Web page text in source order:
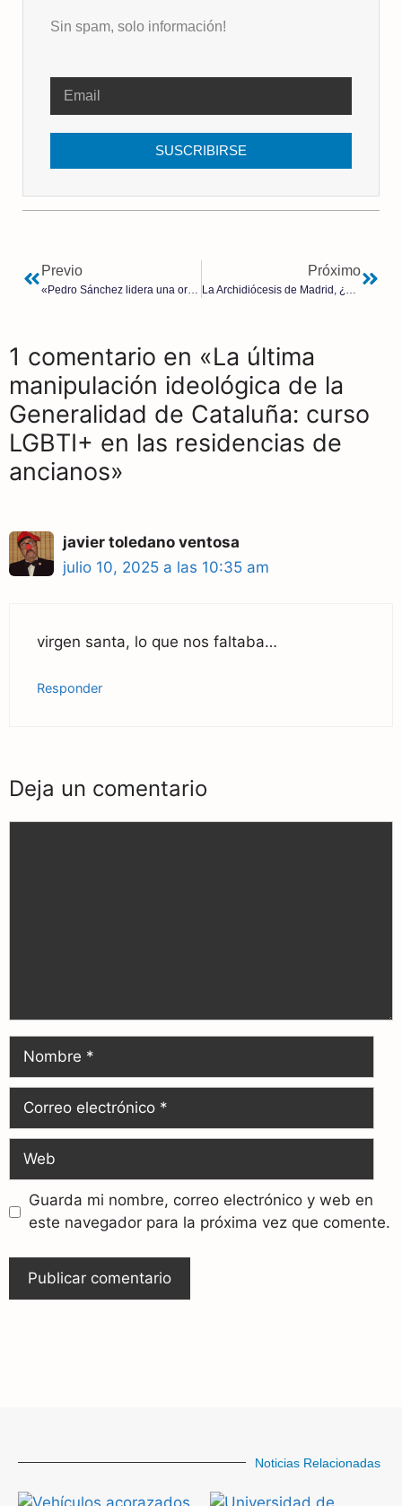
Sin spam, solo información!
SUSCRIBIRSE
Previo Próximo
1 comentario en «La última
manipulación ideológica de la
Generalidad de Cataluña: curso
LGBTI+ en las residencias de
ancianos»
javier toledano ventosa
julio 10, 2025 a las 10:35 am
virgen santa, lo que nos faltaba…
Responder
Deja un comentario
Guarda mi nombre, correo electrónico y web en
este navegador para la próxima vez que comente.
Noticias Relacionadas